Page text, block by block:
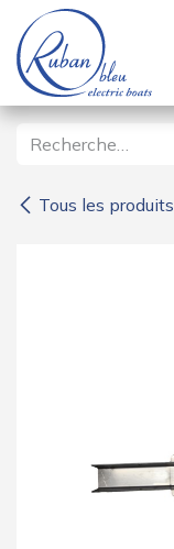
Se rendre au contenu
Tous les produits